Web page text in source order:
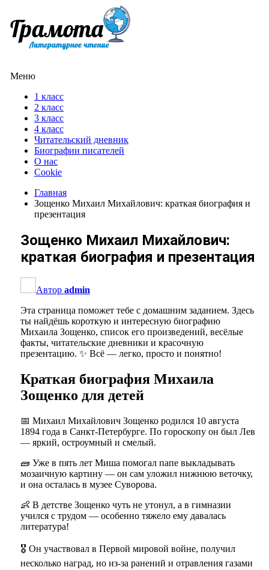
Меню
1 класс
2 класс
3 класс
4 класс
Читательский дневник
Биографии писателей
О нас
Cookie
Главная
Зощенко Михаил Михайлович: краткая биография и
презентация
Зощенко Михаил Михайлович:
краткая биография и презентация
Автор admin
Эта страница поможет тебе с домашним заданием. Здесь
ты найдёшь короткую и интересную биографию
Михаила Зощенко, список его произведений, весёлые
факты, читательские дневники и красочную
презентацию. ✨ Всё — легко, просто и понятно!
Краткая биография Михаила
Зощенко для детей
📅 Михаил Михайлович Зощенко родился 10 августа
1894 года в Санкт-Петербурге. По гороскопу он был Лев
— яркий, остроумный и смелый.
🧱 Уже в пять лет Миша помогал папе выкладывать
мозаичную картину — он сам уложил нижнюю веточку,
и она осталась в музее Суворова.
👶 В детстве Зощенко чуть не утонул, а в гимназии
учился с трудом — особенно тяжело ему давалась
литература!
🎖 Он участвовал в Первой мировой войне, получил
несколько наград, но из-за ранений и отравления газами